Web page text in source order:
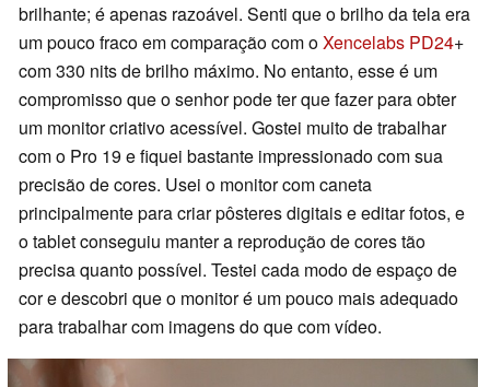
brilhante; é apenas razoável. Senti que o brilho da tela era
um pouco fraco em comparação com oXencelabs PD24+
com 330 nits de brilho máximo. No entanto, esse é um
compromisso que o senhor pode ter que fazer para obter
um monitor criativo acessível. Gostei muito de trabalhar
com o Pro 19 e fiquei bastante impressionado com sua
precisão de cores. Usei o monitor com caneta
principalmente para criar pôsteres digitais e editar fotos, e
o tablet conseguiu manter a reprodução de cores tão
precisa quanto possível. Testei cada modo de espaço de
cor e descobri que o monitor é um pouco mais adequado
para trabalhar com imagens do que com vídeo.